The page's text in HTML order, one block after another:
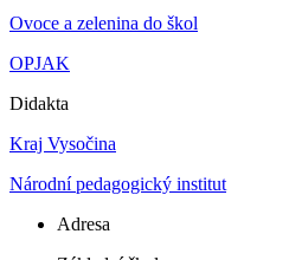
Ovoce a zelenina do škol
OPJAK
Didakta
Kraj Vysočina
Národní pedagogický institut
Adresa